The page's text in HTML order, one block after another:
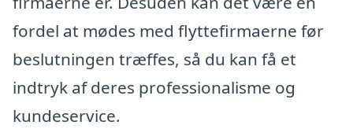
fordel at mødes med flyttefirmaerne før
beslutningen træffes, så du kan få et
indtryk af deres professionalisme og
kundeservice.